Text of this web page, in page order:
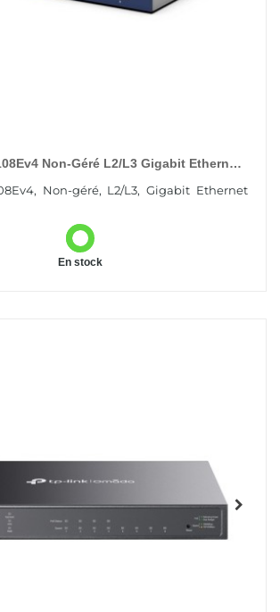
Non-Géré L2/L3 Gigabit Ethernet
Non-géré, L2/L3, Gigabit Ethernet
En stock